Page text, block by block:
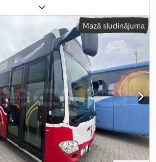
, degvielas veids:
59, pārnesuma veids:automātisks, asu
, nākamā pārbaude (TÜV): 04/2027, emisijas
275/70 R22.5, kopējais garums:
gaisa kondicionēšana, piemērots
stāvvietas sildītājs, vilces kontroles
Mazā sludinājuma